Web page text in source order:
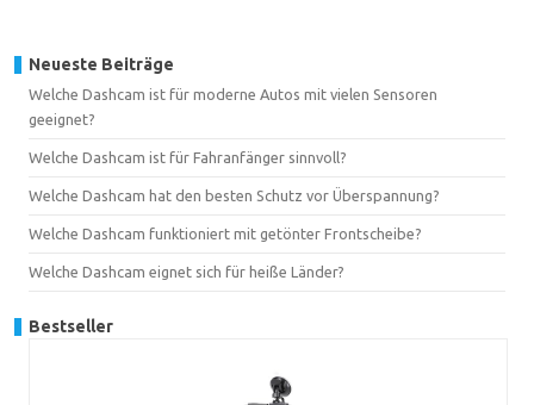
Neueste Beiträge
Welche Dashcam ist für moderne Autos mit vielen Sensoren
geeignet?
Welche Dashcam ist für Fahranfänger sinnvoll?
Welche Dashcam hat den besten Schutz vor Überspannung?
Welche Dashcam funktioniert mit getönter Frontscheibe?
Welche Dashcam eignet sich für heiße Länder?
Bestseller